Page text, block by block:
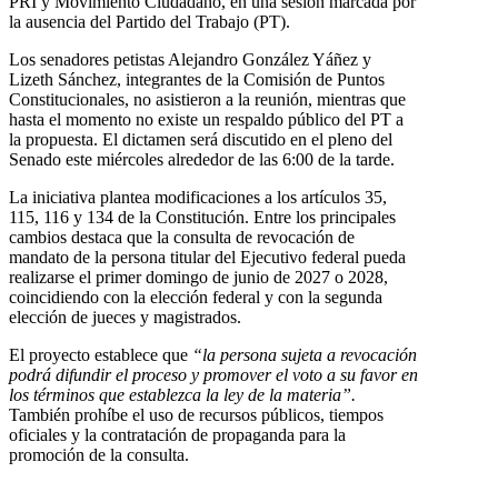
la ausencia del Partido del Trabajo (PT).
Los senadores petistas Alejandro González Yáñez y
Lizeth Sánchez, integrantes de la Comisión de Puntos
Constitucionales, no asistieron a la reunión, mientras que
hasta el momento no existe un respaldo público del PT a
la propuesta. El dictamen será discutido en el pleno del
Senado este miércoles alrededor de las 6:00 de la tarde.
La iniciativa plantea modificaciones a los artículos 35,
115, 116 y 134 de la Constitución. Entre los principales
cambios destaca que la consulta de revocación de
mandato de la persona titular del Ejecutivo federal pueda
realizarse el primer domingo de junio de 2027 o 2028,
coincidiendo con la elección federal y con la segunda
elección de jueces y magistrados.
El proyecto establece que “la persona sujeta a revocación
podrá difundir el proceso y promover el voto a su favor en
los términos que establezca la ley de la materia”.
También prohíbe el uso de recursos públicos, tiempos
oficiales y la contratación de propaganda para la
promoción de la consulta.